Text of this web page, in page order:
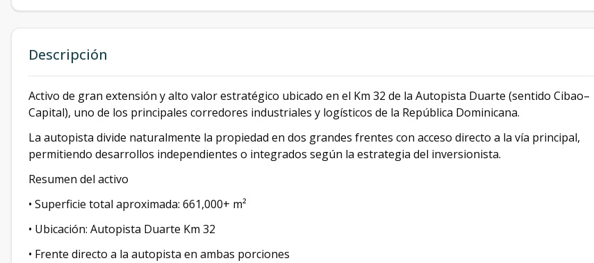
Descripción
Activo de gran extensión y alto valor estratégico ubicado en el Km 32 de la Autopista Duarte (sentido Cibao–
Capital), uno de los principales corredores industriales y logísticos de la República Dominicana.
La autopista divide naturalmente la propiedad en dos grandes frentes con acceso directo a la vía principal,
permitiendo desarrollos independientes o integrados según la estrategia del inversionista.
Resumen del activo
• Superficie total aproximada: 661,000+ m²
• Ubicación: Autopista Duarte Km 32
• Frente directo a la autopista en ambas porciones